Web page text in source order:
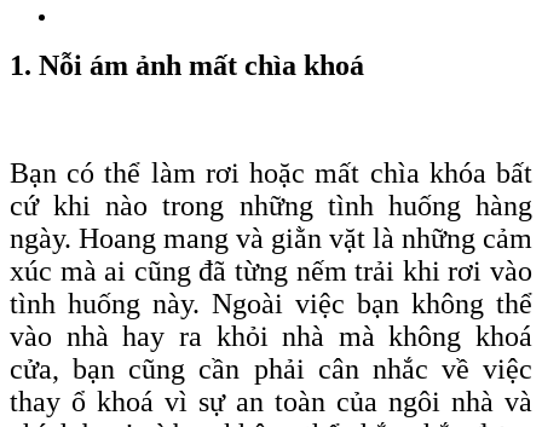
1. Nỗi ám ảnh mất chìa khoá
Bạn có thể làm rơi hoặc mất chìa khóabất
cứ khi nào trong những tình huống hàng
ngày. Hoang mang và giằn vặt là những cảm
xúc mà ai cũng đã từng nếm trải khi rơi vào
tình huống này. Ngoài việc bạn không thể
vào nhà hay ra khỏi nhà mà không khoá
cửa, bạn cũng cần phải cân nhắc về việc
thay ổ khoá vì sự an toàn của ngôi nhà và